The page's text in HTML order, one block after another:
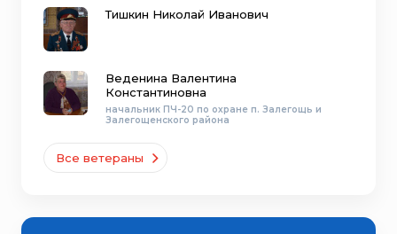
Тишкин Николай Иванович
Веденина Валентина
Константиновна
начальник ПЧ-20 по охране п. Залегощь и
Залегощенского района
Все ветераны